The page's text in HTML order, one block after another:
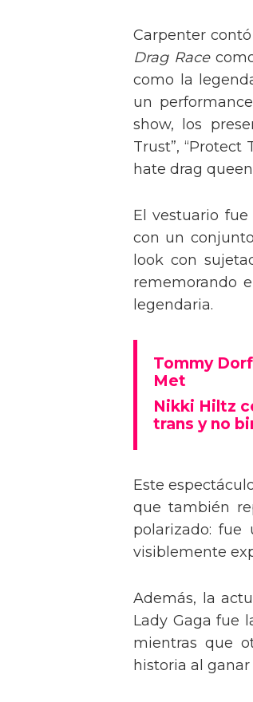
Carpenter
Drag Race
como la
un
show, los
Trust”, “Protect
hate drag
El vestuario
con un
look con
rememorando
legendaria.
Tommy
Met
Nikki Hiltz
trans y no
Este
que también
polarizado: fue
visiblemente
Además, la
Lady Gaga fue
mientras que
historia al